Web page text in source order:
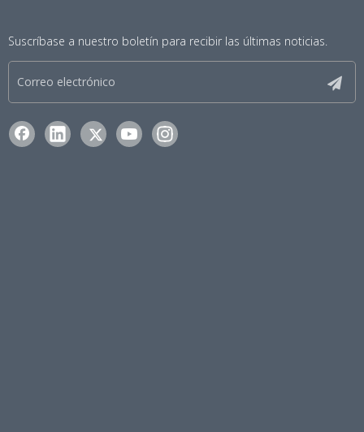
Tractor de soldadura de
Suscríbase a nuestro boletín para recibir las últimas noticias.